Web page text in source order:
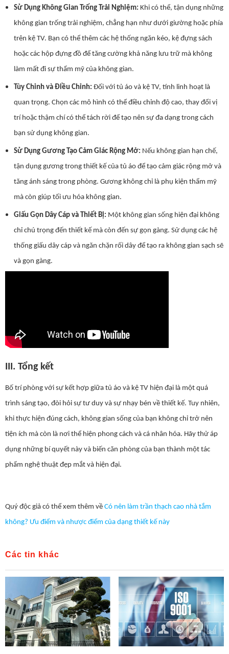
Sử Dụng Không Gian Trống Trải Nghiệm: Khi có thể, tận dụng những
không gian trống trải nghiệm, chẳng hạn như dưới giường hoặc phía
trên kệ TV. Bạn có thể thêm các hệ thống ngăn kéo, kệ đựng sách
hoặc các hộp đựng đồ để tăng cường khả năng lưu trữ mà không
làm mất đi sự thẩm mỹ của không gian.
Tùy Chỉnh và Điều Chỉnh: Đối với tủ áo và kệ TV, tính linh hoạt là
quan trọng. Chọn các mô hình có thể điều chỉnh độ cao, thay đổi vị
trí hoặc thậm chí có thể tách rời để tạo nên sự đa dạng trong cách
bạn sử dụng không gian.
Sử Dụng Gương Tạo Cảm Giác Rộng Mở: Nếu không gian hạn chế,
tận dụng gương trong thiết kế của tủ áo để tạo cảm giác rộng mở và
tăng ánh sáng trong phòng. Gương không chỉ là phụ kiện thẩm mỹ
mà còn giúp tối ưu hóa không gian.
Giấu Gọn Dây Cáp và Thiết Bị: Một không gian sống hiện đại không
chỉ chú trọng đến thiết kế mà còn đến sự gọn gàng. Sử dụng các hệ
thống giấu dây cáp và ngăn chặn rối dây để tạo ra không gian sạch sẽ
và gọn gàng.
III. Tổng kết
Bố trí phòng với sự kết hợp giữa tủ áo và kệ TV hiện đại là một quá
trình sáng tạo, đòi hỏi sự tư duy và sự nhạy bén về thiết kế. Tuy nhiên,
khi thực hiện đúng cách, không gian sống của bạn không chỉ trở nên
tiện ích mà còn là nơi thể hiện phong cách và cá nhân hóa. Hãy thử áp
dụng những bí quyết này và biến căn phòng của bạn thành một tác
phẩm nghệ thuật đẹp mắt và hiện đại.
Quý độc giả có thể xem thêm về Có nên làm trần thạch cao nhà tắm
không? Ưu điểm và nhược điểm của dạng thiết kế này
Các tin khác